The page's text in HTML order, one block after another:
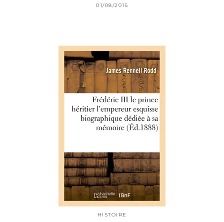
01/08/2015
HISTOIRE